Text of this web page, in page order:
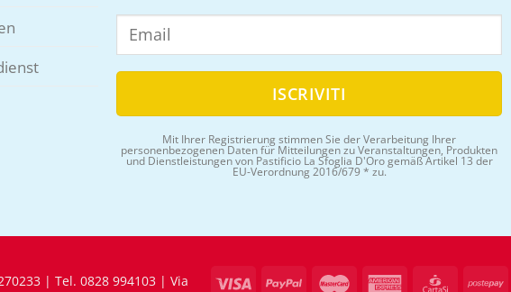
Mit Ihrer Registrierung stimmen Sie der Verarbeitung Ihrer
personenbezogenen Daten für Mitteilungen zu Veranstaltungen, Produkten
und Dienstleistungen von Pastificio La Sfoglia D'Oro gemäß Artikel 13 der
EU-Verordnung 2016/679 * zu.
| Tel. 0828 994103 | Via